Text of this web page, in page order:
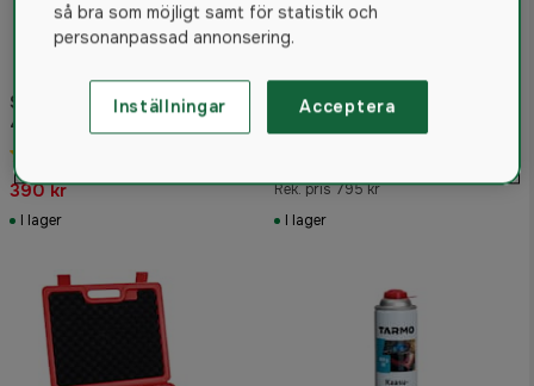
Sievert Anslutningsventil
468716 till 2000
gasolflaska
390 kr
I lager
Sievert Handyjet
Rek. pris 795 kr
I lager
så bra som möjligt samt för statistik och
personanpassad annonsering.
Inställningar Acceptera